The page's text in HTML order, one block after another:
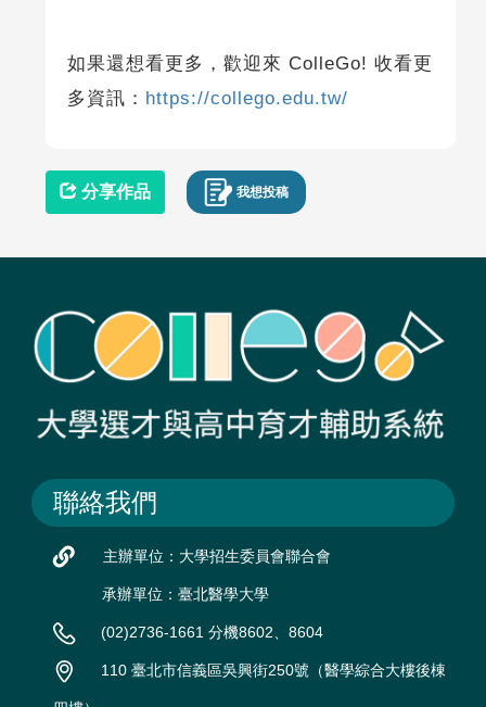
如果還想看更多，歡迎來 ColleGo! 收看更
多資訊： https://collego.edu.tw/
分享作品 我想投稿
聯絡我們
主辦單位：大學招生委員會聯合會
承辦單位：臺北醫學大學
(02)2736-1661 分機8602、8604
110 臺北市信義區吳興街250號（醫學綜合大樓後棟